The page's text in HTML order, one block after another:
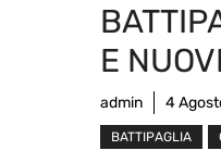
E
admin 4
BATTIPAGLIA